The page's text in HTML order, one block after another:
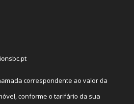
correspondente ao valor da
conforme o tarifário da sua